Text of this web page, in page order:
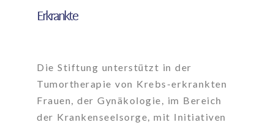
Erkrankte
Die Stiftung unterstützt in der
Tumortherapie von Krebs-erkrankten
Frauen, der Gynäkologie, im Bereich
der Krankenseelsorge, mit Initiativen